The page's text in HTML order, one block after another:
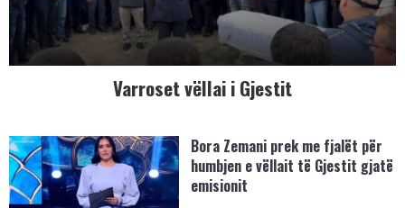
Varroset vëllai i Gjestit
Bora Zemani prek me fjalët për
humbjen e vëllait të Gjestit gjatë
emisionit